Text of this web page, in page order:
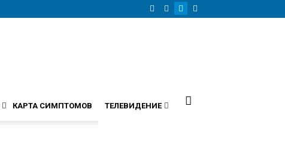
КАРТА СИМПТОМОВ ТЕЛЕВИДЕНИЕ